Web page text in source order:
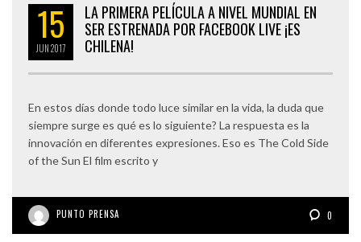
15
JUN2017
LA PRIMERA PELÍCULA A NIVEL MUNDIAL EN
SER ESTRENADA POR FACEBOOK LIVE ¡ES
CHILENA!
En estos días donde todo luce similar en la vida, la duda que
siempre surge es qué es lo siguiente? La respuesta es la
innovación en diferentes expresiones. Eso es The Cold Side
of the Sun El film escrito y
PUNTO PRENSA 0